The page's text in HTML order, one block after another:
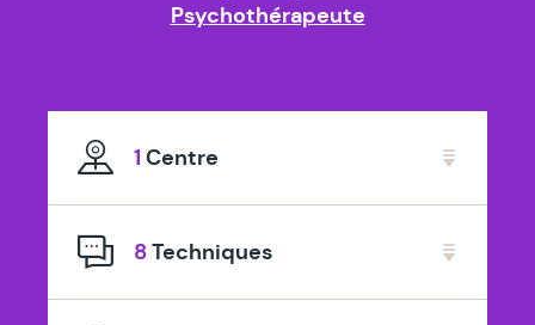
Psychothérapeute
1 Centre
8Techniques